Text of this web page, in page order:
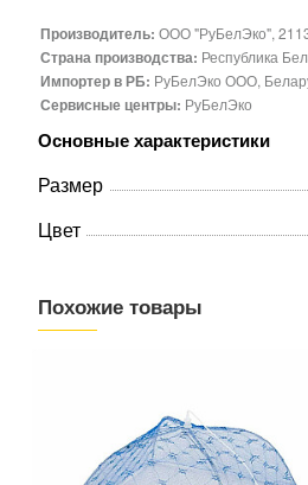
Производитель: ООО "РуБелЭко",
Страна производства: Республика
Импортер в РБ: РуБелЭко ООО,
Сервисные центры: РуБелЭко
Основные характеристики
Размер
Цвет
Похожие товары